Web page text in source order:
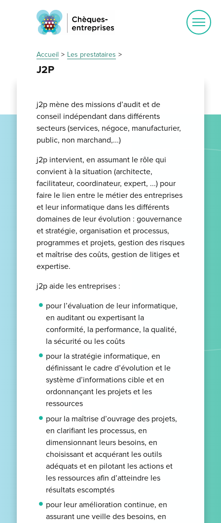
Accueil Les prestataires
J2P
j2p mène des missions d’audit et de
conseil indépendant dans différents
secteurs (services, négoce, manufacturier,
public, non marchand,...)
j2p intervient, en assumant le rôle qui
convient à la situation (architecte,
facilitateur, coordinateur, expert, ...) pour
faire le lien entre le métier des entreprises
et leur informatique dans les différents
domaines de leur évolution : gouvernance
et stratégie, organisation et processus,
programmes et projets, gestion des risques
et maîtrise des coûts, gestion de litiges et
expertise.
j2p aide les entreprises :
pour l’évaluation de leur informatique,
en auditant ou expertisant la
conformité, la performance, la qualité,
la sécurité ou les coûts
pour la stratégie informatique, en
définissant le cadre d’évolution et le
système d’informations cible et en
ordonnançant les projets et les
ressources
pour la maîtrise d’ouvrage des projets,
en clarifiant les processus, en
dimensionnant leurs besoins, en
choisissant et acquérant les outils
adéquats et en pilotant les actions et
les ressources afin d’atteindre les
résultats escomptés
pour leur amélioration continue, en
assurant une veille des besoins, en
Ouvrir
le